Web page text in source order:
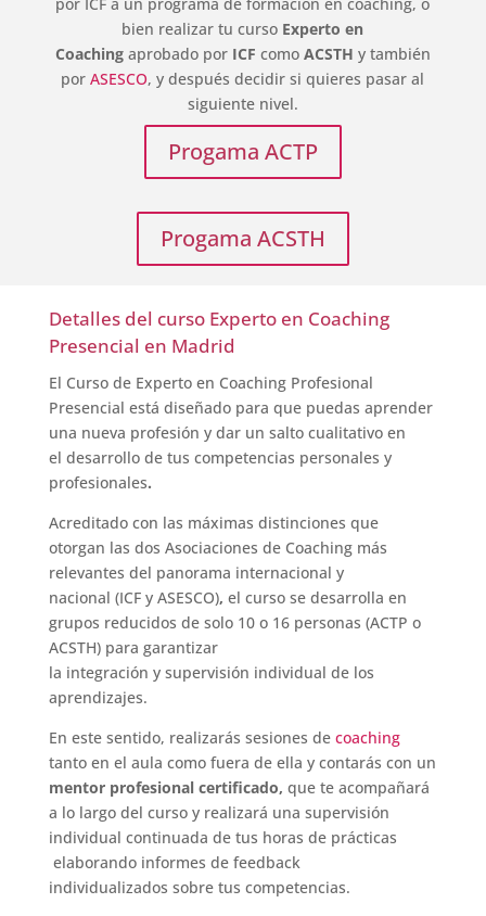
por ICF a un programa de formación en coaching, o
bien realizar tu curso Experto en
Coaching aprobado por ICF como ACSTH y también
porASESCO, y después decidir si quieres pasar al
siguiente nivel.
Progama ACTP
Progama ACSTH
Detalles del curso Experto en Coaching
Presencial en Madrid
El Curso de Experto en Coaching Profesional
Presencial está diseñado para que puedas aprender
una nueva profesión y dar un salto cualitativo en
el desarrollo de tus competencias personales y
profesionales.
Acreditado con las máximas distinciones que
otorgan las dos Asociaciones de Coaching más
relevantes del panorama internacional y
nacional (ICF y ASESCO), el curso se desarrolla en
grupos reducidos de solo 10 o 16 personas (ACTP o
ACSTH) para garantizar
la integración y supervisión individual de los
aprendizajes.
En este sentido, realizarás sesiones de coaching
tanto en el aula como fuera de ella y contarás con un
mentor profesional certificado, que te acompañará
a lo largo del curso y realizará una supervisión
individual continuada de tus horas de prácticas
elaborando informes de feedback
individualizados sobre tus competencias.